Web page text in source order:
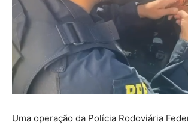
Uma operação da Polícia Rodoviária